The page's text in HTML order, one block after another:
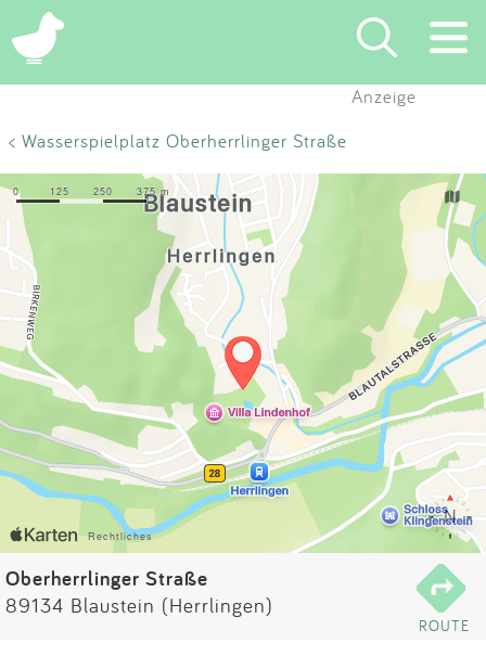
×
Suchen
Eintragen
App
Blog
Partner
Kontakt
Impressum
Anmelden
Anzeige
< Wasserspielplatz Oberherrlinger Straße
Oberherrlinger Straße
89134 Blaustein (Herrlingen)
ROUTE